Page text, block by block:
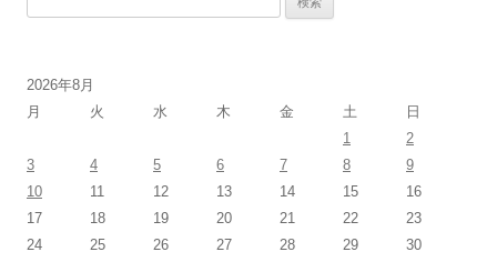
2026年8月
月
火 水 木 金 土
日
1
2
3
4 5 6 7 8
9
10
11 12 13 14 15
16
17
18 19 20 21 22
23
24
25 26 27 28 29
30